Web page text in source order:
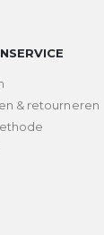
& retourneren